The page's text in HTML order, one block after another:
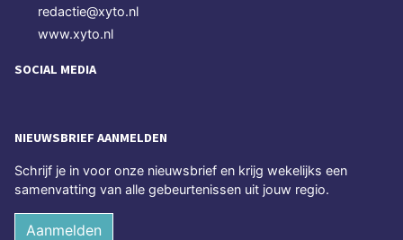
redactie@xyto.nl
www.xyto.nl
SOCIAL MEDIA
NIEUWSBRIEF AANMELDEN
Schrijf je in voor onze nieuwsbrief en krijg wekelijks een
samenvatting van alle gebeurtenissen uit jouw regio.
Aanmelden